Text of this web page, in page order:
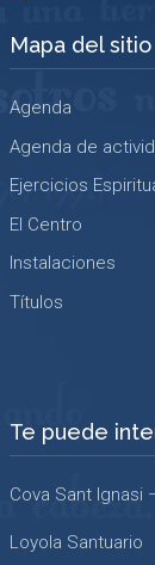
Mapa del sitio
Agenda
Agenda de
Ejercicios
El Centro
Instalaciones
Títulos
Te puede
Cova Sant Ignasi
Loyola Santuario